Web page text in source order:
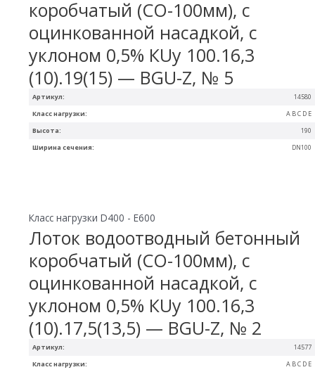
Артикул: 14580
Ширина сечения: DN100
Высота: 190
Класс нагрузки: A B C D E
коробчатый (СО-100мм), с
оцинкованной насадкой, с
уклоном 0,5% КUу 100.16,3
(10).19(15) — BGU-Z, № 5
Артикул: 14577
Класс нагрузки: A B C D E
Класс нагрузки D400 - E600
Лоток водоотводный бетонный
коробчатый (СО-100мм), с
оцинкованной насадкой, с
уклоном 0,5% КUу 100.16,3
(10).17,5(13,5) — BGU-Z, № 2